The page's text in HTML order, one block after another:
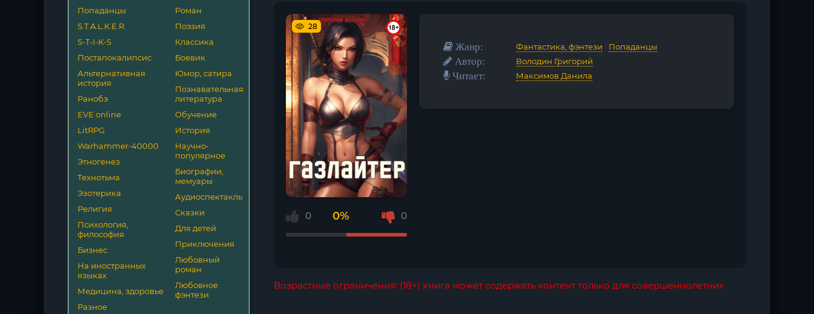
Попаданцы
S.T.A.L.K.E.R.
S-T-I-K-S
Постапокалипсис
Альтернативная
история
Ранобэ
EVE online
LitRPG
Warhammer-40000
Этногенез
Технотьма
Эзотерика
Религия
Психология,
философия
Бизнес
На иностранных
языках
Медицина, здоровье
Разное
Роман
Поэзия
Классика
Боевик
Юмор, сатира
Познавательная
литература
Обучение
История
Научно-
популярное
Биографии,
мемуары
Аудиоспектакль
Сказки
Для детей
Приключения
Любовный
роман
Любовное
фэнтези
28
0 0% 0
Жанр: Фантастика, фэнтези Попаданцы
Автор: Володин Григорий
Читает: Максимов Данила
Возрастные ограничения: (18+) книга может содержать контент только для совершеннолетних